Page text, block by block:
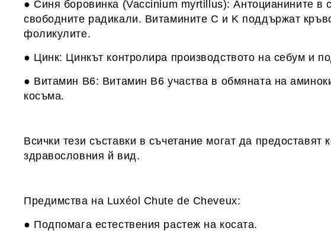
● Синя боровинка (Vaccinium myrtillus): Антоцианините в
свободните радикали. Витамините C и K поддържат
фоликулите.
● Цинк: Цинкът контролира производството на себум и
● Витамин B6: Витамин B6 участва в обмяната на
косъма.
Всички тези съставки в съчетание могат да
здравословния й вид.
Предимства на Luxéol Chute de Cheveux:
● Подпомага естествения растеж на косата.